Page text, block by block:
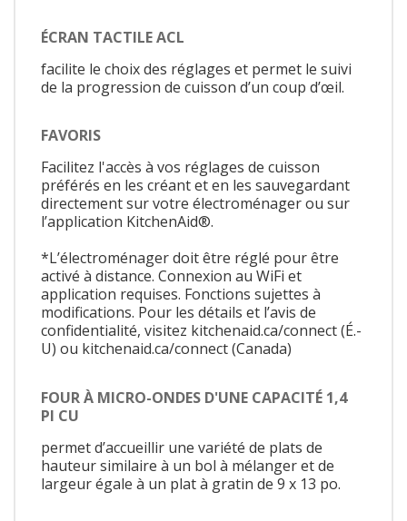
ÉCRAN TACTILE ACL
facilite le choix des réglages et permet le suivi
de la progression de cuisson d’un coup d’œil.
FAVORIS
Facilitez l'accès à vos réglages de cuisson
préférés en les créant et en les sauvegardant
directement sur votre électroménager ou sur
l’application KitchenAid®.
*L’électroménager doit être réglé pour être
activé à distance. Connexion au WiFi et
application requises. Fonctions sujettes à
modifications. Pour les détails et l’avis de
confidentialité, visitez kitchenaid.ca/connect (É.-
U) ou kitchenaid.ca/connect (Canada)
FOUR À MICRO-ONDES D'UNE CAPACITÉ 1,4
PI CU
permet d’accueillir une variété de plats de
hauteur similaire à un bol à mélanger et de
largeur égale à un plat à gratin de 9 x 13 po.